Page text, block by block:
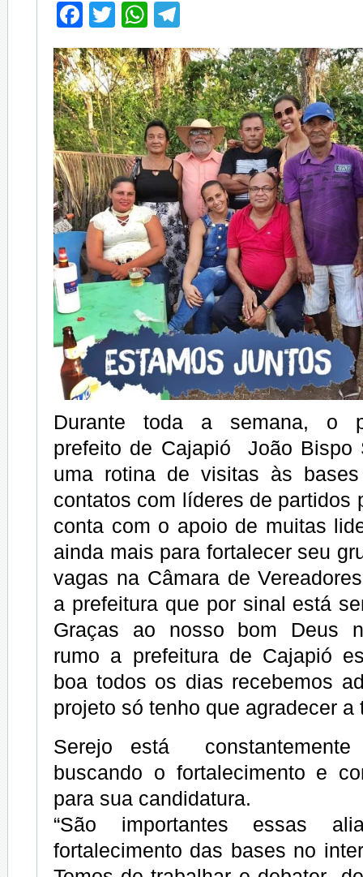
Facebook
TwitterWhatsApp
Durante toda a semana, o
prefeito de Cajapió João Bispo
uma rotina de visitas às
contatos com líderes de
conta com o apoio de muitas
ainda mais para fortalecer seu
vagas na Câmara de
a prefeitura que por sinal está
Graças ao nosso bom Deus
rumo a prefeitura de Cajapió
boa todos os dias recebemos
projeto só tenho que agradecer a
Serejo está
buscando o fortalecimento e
para sua candidatura.
“São importantes essas
fortalecimento das bases no